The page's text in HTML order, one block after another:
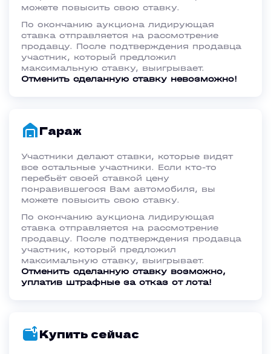
можете повысить свою ставку.
По окончанию аукциона лидирующая
ставка отправляется на рассмотрение
продавцу. После подтверждения продавца
участник, который предложил
максимальную ставку, выигрывает.
Отменить сделанную ставку невозможно!
Гараж
Участники делают ставки, которые видят
все остальные участники. Если кто-то
перебьёт своей ставкой цену
понравившегося Вам автомобиля, вы
можете повысить свою ставку.
По окончанию аукциона лидирующая
ставка отправляется на рассмотрение
продавцу. После подтверждения продавца
участник, который предложил
максимальную ставку, выигрывает.
Отменить сделанную ставку возможно,
уплатив штрафные за отказ от лота!
Купить сейчас